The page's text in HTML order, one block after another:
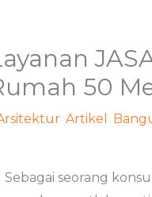
50
, Artikel
Sebagai seorang